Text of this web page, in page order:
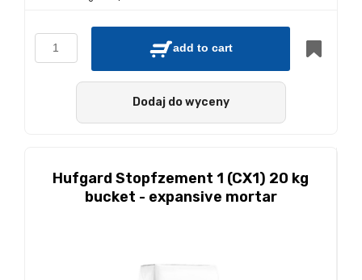
add to cart
Dodaj do wyceny
Hufgard Stopfzement 1 (CX1) 20 kg
bucket - expansive mortar